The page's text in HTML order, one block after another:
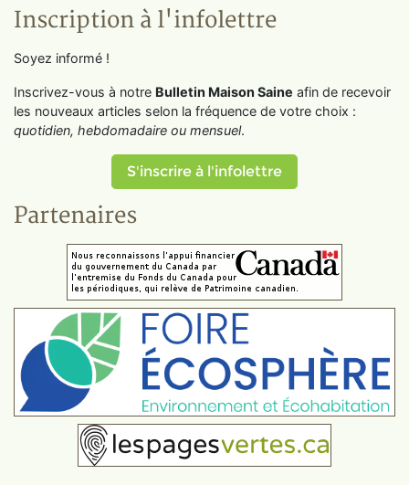
Inscription à l'infolettre
Soyez informé !
Inscrivez-vous à notre Bulletin Maison Saine afin de recevoir
les nouveaux articles selon la fréquence de votre choix :
quotidien, hebdomadaire ou mensuel.
S'inscrire à l'infolettre
Partenaires